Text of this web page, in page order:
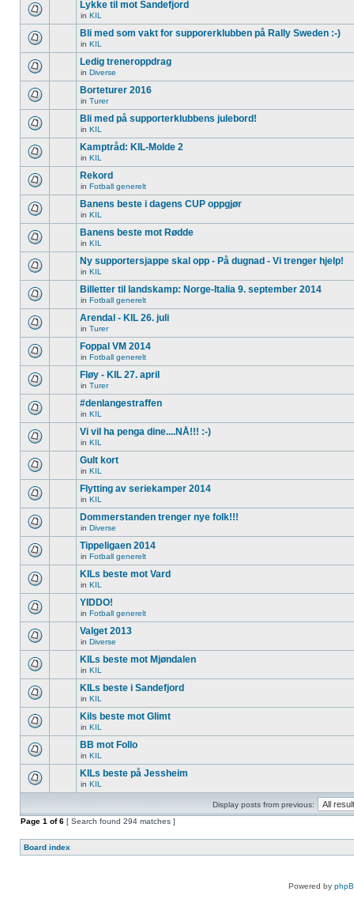
Lykke til mot Sandefjord
in KIL
Bli med som vakt for supporerklubben på Rally Sweden :-)
in KIL
Ledig treneroppdrag
in Diverse
Borteturer 2016
in Turer
Bli med på supporterklubbens julebord!
in KIL
Kamptråd: KIL-Molde 2
in KIL
Rekord
in Fotball generelt
Banens beste i dagens CUP oppgjør
in KIL
Banens beste mot Rødde
in KIL
Ny supportersjappe skal opp - På dugnad - Vi trenger hjelp!
in KIL
Billetter til landskamp: Norge-Italia 9. september 2014
in Fotball generelt
Arendal - KIL 26. juli
in Turer
Foppal VM 2014
in Fotball generelt
Fløy - KIL 27. april
in Turer
#denlangestraffen
in KIL
Vi vil ha penga dine....NÅ!!! :-)
in KIL
Gult kort
in KIL
Flytting av seriekamper 2014
in KIL
Dommerstanden trenger nye folk!!!
in Diverse
Tippeligaen 2014
in Fotball generelt
KILs beste mot Vard
in KIL
YIDDO!
in Fotball generelt
Valget 2013
in Diverse
KILs beste mot Mjøndalen
in KIL
KILs beste i Sandefjord
in KIL
Kils beste mot Glimt
in KIL
BB mot Follo
in KIL
KILs beste på Jessheim
in KIL
Display posts from previous:
Page 1 of6 [ Search found 294 matches ]
Board index
Powered by